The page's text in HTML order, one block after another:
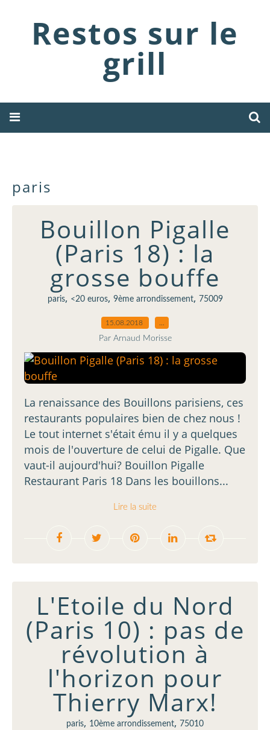
Restos sur le
grill
paris
Bouillon Pigalle
(Paris 18) : la
grosse bouffe
paris, <20 euros, 9ème arrondissement, 75009
15.08.2018
Par Arnaud Morisse
La renaissance des Bouillons parisiens, ces
restaurants populaires bien de chez nous !
Le tout internet s'était ému il y a quelques
mois de l'ouverture de celui de Pigalle. Que
vaut-il aujourd'hui? Bouillon Pigalle
Restaurant Paris 18 Dans les bouillons...
Lire la suite
L'Etoile du Nord
(Paris 10) : pas de
révolution à
l'horizon pour
Thierry Marx!
paris, 10ème arrondissement, 75010